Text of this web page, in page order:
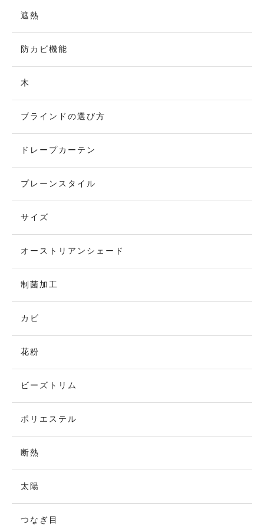
遮熱
防カビ機能
木
ブラインドの選び方
ドレープカーテン
プレーンスタイル
サイズ
オーストリアンシェード
制菌加工
カビ
花粉
ビーズトリム
ポリエステル
断熱
太陽
つなぎ目